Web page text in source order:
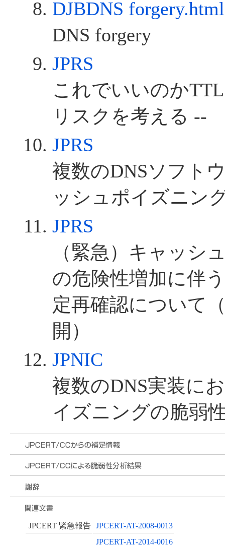
DJBDNS forgery.html
DNS forgery
JPRS
これでいいのか
リスクを考える --
JPRS
複数のDNSソフト
ッシュポイズニン
JPRS
（緊急）キャッシ
の危険性増加に伴
定再確認について
開）
JPNIC
複数のDNS実装に
イズニングの脆弱
JPCERT 緊急報告
JPCERT-AT-2008-0013
JPCERT-AT-2014-0016